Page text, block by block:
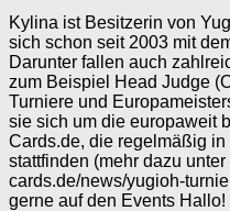
Kylina ist Besitzerin von
sich schon seit 2003 mit
Darunter fallen auch
zum Beispiel Head Judge
Turniere und
sie sich um die europaweit
Cards.de, die regelmäßig
stattfinden (mehr dazu
cards.de/news/yugioh-
gerne auf den Events Hallo!